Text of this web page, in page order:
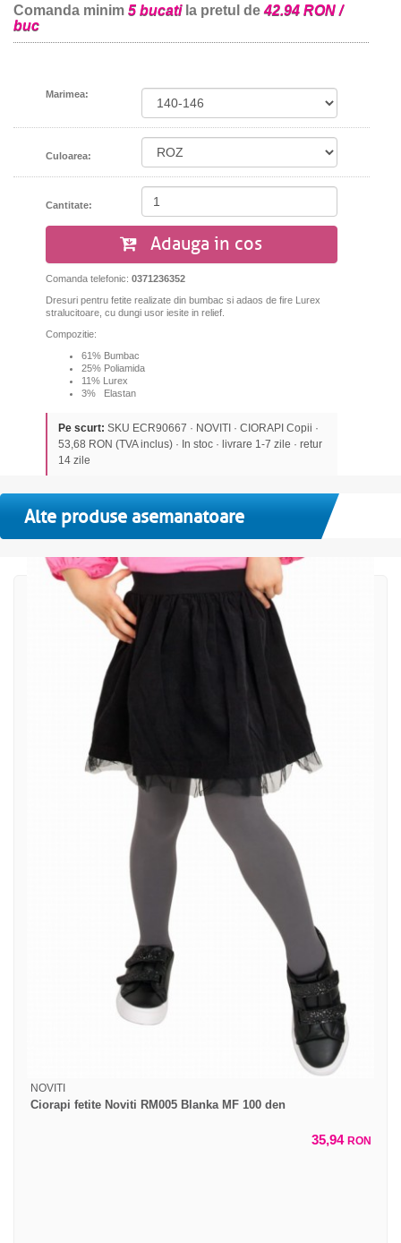
Comanda minim 5 bucatila pretul de42.94 RON /
buc
Marimea:
Culoarea:
Cantitate:
Adauga in cos
Comanda telefonic: 0371236352
Dresuri pentru fetite realizate din bumbac si adaos de fire Lurex
stralucitoare, cu dungi usor iesite in relief.
Compozitie:
61% Bumbac
25% Poliamida
11% Lurex
3% Elastan
Pe scurt: SKU ECR90667 · NOVITI · CIORAPI Copii ·
53,68 RON (TVA inclus) · In stoc · livrare 1-7 zile · retur
14 zile
Alte produse asemanatoare
NOVITI
Ciorapi fetite Noviti RM005 Blanka MF 100 den
35,94 RON